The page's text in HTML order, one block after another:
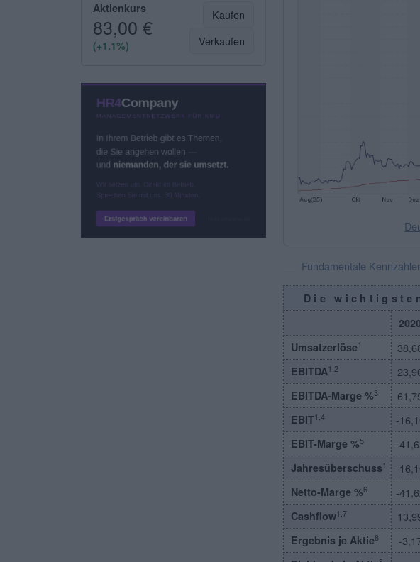
Aktienkurs
83,00 €
(+1.1%)
Kaufen
Verkaufen
Fundamentale
Die
2020
Umsatzerlöse1
EBITDA1,2
EBITDA-Marge %3
EBIT1,4 -
EBIT-Marge %5 -
Jahresüberschuss 1 -
Netto-Marge %6 -
Cashflow1,7
Ergebnis je Aktie8 -